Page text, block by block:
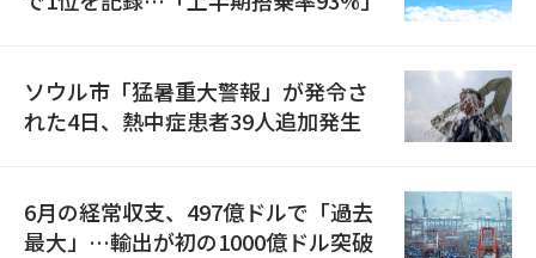
ソウル市「猛暑重大警報」が発令さ
れた4日、熱中症患者39人追加発生
6月の経常収支、497億ドルで「過去
最大」…輸出が初の1000億ドル突破